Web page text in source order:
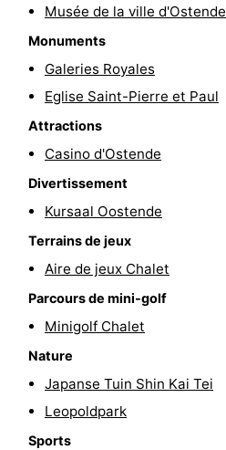
Piscines
Faire
vélo
Randonnée
Équitation
Terrains
golf
Equitation
Boire
manger
Événements
Pratiques
Musée de la ville d'Ostende
Monuments
Galeries Royales
Eglise Saint-Pierre et Paul
Attractions
Casino d'Ostende
Divertissement
Kursaal Oostende
Terrains de jeux
Aire de jeux Chalet
Parcours de mini-golf
Minigolf Chalet
Nature
Japanse Tuin Shin Kai Tei
Leopoldpark
Sports